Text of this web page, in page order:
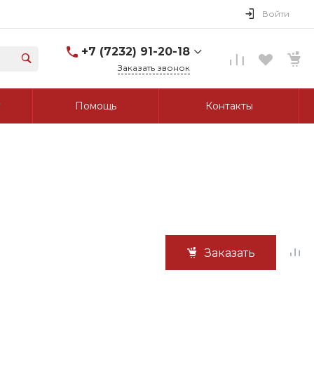
Войти
+7 (7232) 91-20-18
г. Усть-Каменогорск, ул.
Заказать звонок
Помощь Контакты
Заказать